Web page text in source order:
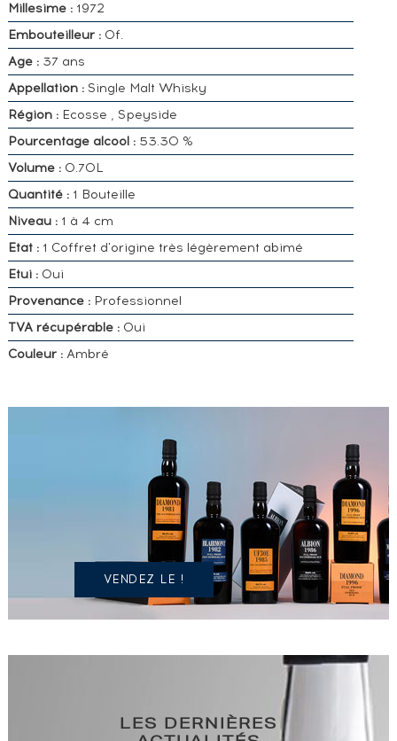
Millesime :1972
Embouteilleur :Of.
Age :37 ans
Appellation :Single Malt Whisky
Région : Ecosse , Speyside
Pourcentage alcool :53.30 %
Volume : 0.70L
Quantité :1 Bouteille
Niveau :1 à 4 cm
Etat :1 Coffret d'origine très légèrement abimé
Etui :Oui
Provenance :Professionnel
TVA récupérable :Oui
Couleur :Ambré
POSSÉDEZ
SPIRITUEUX
IDENTIQUE
VENDEZ LE !
LES DERNIÈRES